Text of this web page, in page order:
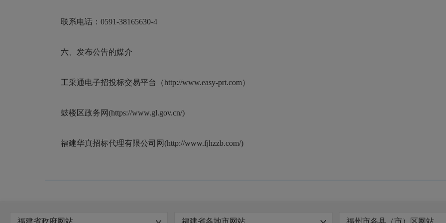
联系电话：0591-38165630-4
六、发布公告的媒介
工采通电子招投标交易平台（http://www.easy-prt.com）
鼓楼区政务网(https://www.gl.gov.cn/)
福建华真招标代理有限公司网(http://www.fjhzzb.com/)
福建省政府网站 福建省各地市网站 福州市各县（市）区网站